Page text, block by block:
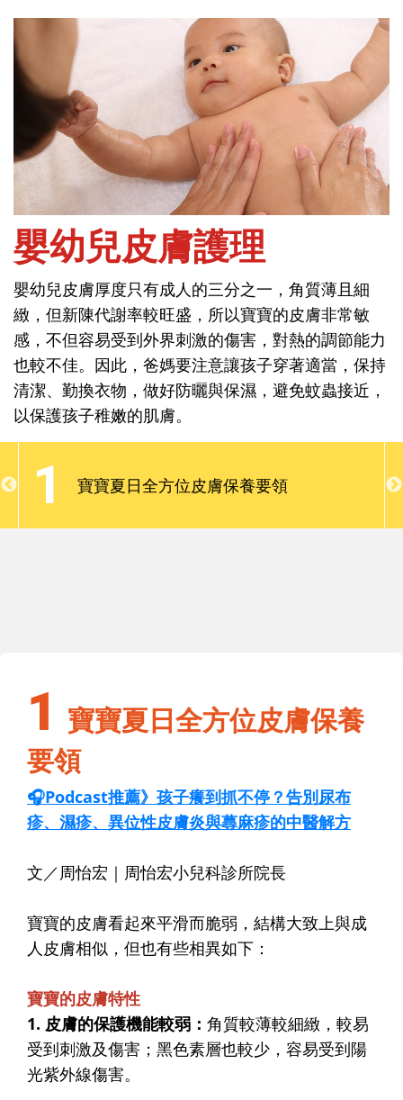
首頁 問健康-視力口腔皮膚保健
嬰幼兒皮膚護理
嬰幼兒皮膚厚度只有成人的三分之一，角質薄且細
緻，但新陳代謝率較旺盛，所以寶寶的皮膚非常敏
感，不但容易受到外界刺激的傷害，對熱的調節能力
也較不佳。因此，爸媽要注意讓孩子穿著適當，保持
清潔、勤換衣物，做好防曬與保濕，避免蚊蟲接近，
以保護孩子稚嫩的肌膚。
1 寶寶夏日全方位皮膚保養要領
嬰幼兒皮膚護理
嬰幼兒皮膚厚度只有成人的三分之一，角質薄且細
緻，但新陳代謝率較旺盛，所以寶寶的皮膚非常敏
感，不但容易受到外界刺激的傷害，對熱的調節能力
以保護孩子稚嫩的肌膚。
1 寶寶夏日全方位皮膚保養
要領
🎧Podcast推薦》孩子癢到抓不停？告別尿布
疹、濕疹、異位性皮膚炎與蕁麻疹的中醫解方
文／周怡宏｜周怡宏小兒科診所院長
寶寶的皮膚看起來平滑而脆弱，結構大致上與成
人皮膚相似，但也有些相異如下：
寶寶的皮膚特性
1. 皮膚的保護機能較弱： 角質較薄較細緻，較易
受到刺激及傷害；黑色素層也較少，容易受到陽
光紫外線傷害。